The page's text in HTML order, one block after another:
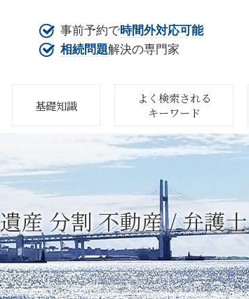
遺産 分割 不動産 / 弁護
事前予約で時間外対応可能
相続問題解決の専門家
基礎知識
よく検索される
キーワード